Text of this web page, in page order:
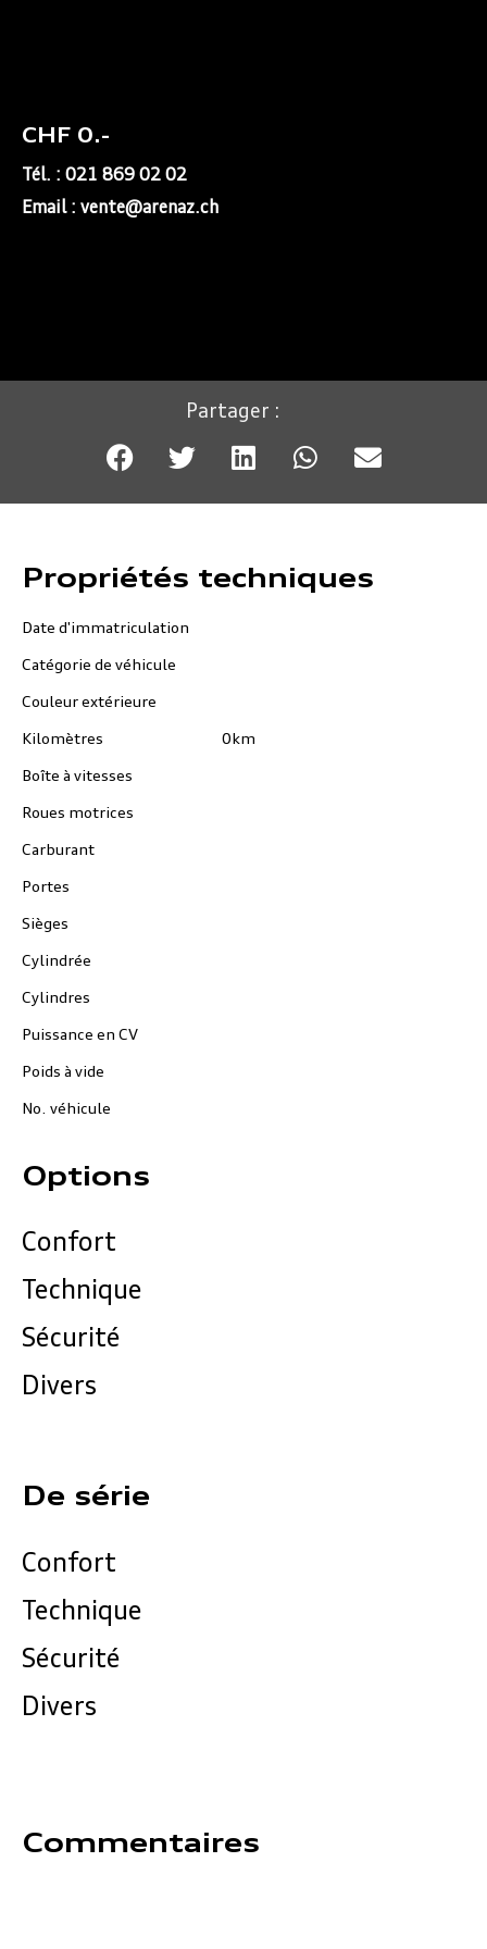
CHF 0.-
Tél. : 021 869 02 02
Email : vente@arenaz.ch
Partager :
Propriétés techniques
Date d'immatriculation
Catégorie de véhicule
Couleur extérieure
Kilomètres 0km
Boîte à vitesses
Roues motrices
Carburant
Portes
Sièges
Cylindrée
Cylindres
Puissance en CV
Poids à vide
No. véhicule
Options
Confort
Technique
Sécurité
Divers
De série
Confort
Technique
Sécurité
Divers
Commentaires